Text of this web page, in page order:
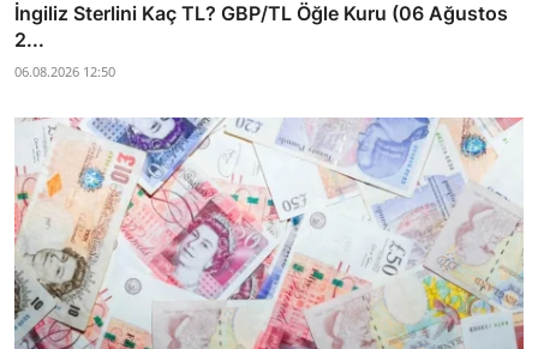
İngiliz Sterlini Kaç TL? GBP/TL Öğle Kuru (06 Ağustos
2...
06.08.2026 12:50